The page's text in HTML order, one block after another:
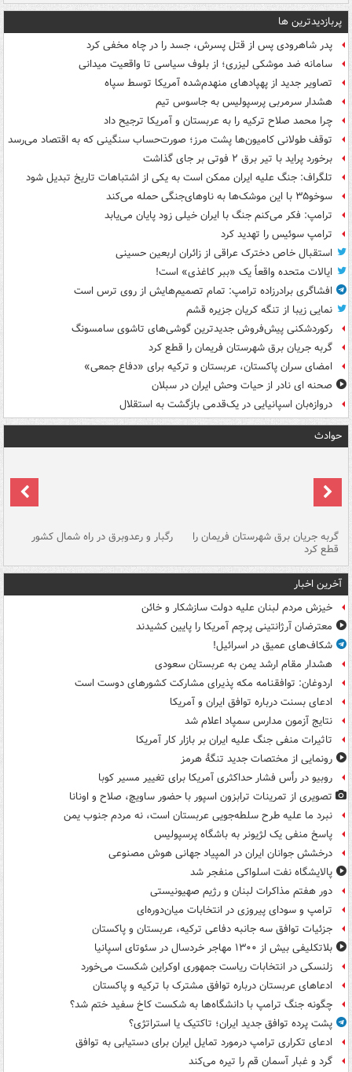
پربازدیدترین ها
پدر شاهرودی پس از قتل پسرش، جسد را در چاه مخفی کرد
سامانه ضد موشکی لیزری؛ از بلوف سیاسی تا واقعیت میدانی
تصاویر جدید از پهپادهای منهدم‌شده آمریکا توسط سپاه
هشدار سرمربی پرسپولیس به جاسوس تیم
چرا محمد صلاح ترکیه را به عربستان و آمریکا ترجیح داد
توقف طولانی کامیون‌ها پشت مرز؛ صورت‌حساب سنگینی که به اقتصاد می‌رسد
برخورد پراید با تیر برق ۲ فوتی بر جای گذاشت
تلگراف: جنگ علیه ایران ممکن است به یکی از اشتباهات تاریخ تبدیل شود
سوخو۳۵ با این موشک‌ها به ناوهای‌جنگی حمله می‌کند
ترامپ: فکر می‌کنم جنگ با ایران خیلی زود پایان می‌یابد
ترامپ سوئیس را تهدید کرد
استقبال خاص دخترک عراقی از زائران اربعین حسینی
ایالات متحده واقعاً یک «ببر کاغذی» است!
افشاگری برادرزاده ترامپ: تمام تصمیم‌هایش از روی ترس است
نمایی زیبا از تنگه کریان جزیره قشم
رکوردشکنی پیش‌فروش جدیدترین گوشی‌های تاشوی سامسونگ
گربه جریان برق شهرستان فریمان را قطع کرد
امضای سران پاکستان، عربستان و ترکیه برای «دفاع جمعی»
صحنه ای نادر از حیات وحش ایران در سبلان
دروازه‌بان اسپانیایی در یک‌قدمی بازگشت به استقلال
حوادث
گربه جریان برق شهرستان فریمان را
قطع کرد
رگبار و رعدوبرق در راه شمال کشور
آخرین اخبار
خیزش مردم لبنان علیه دولت سازشکار و خائن
معترضان آرژانتینی پرچم آمریکا را پایین کشیدند
شکاف‌های عمیق در اسرائیل!
هشدار مقام ارشد یمن به عربستان سعودی
اردوغان: توافقنامه مکه پذیرای مشارکت کشورهای دوست است
ادعای بسنت درباره توافق ایران و آمریکا
نتایج آزمون مدارس سمپاد اعلام شد
تاثیرات منفی جنگ علیه ایران بر بازار کار آمریکا
رونمایی از مختصات جدید تنگۀ هرمز
روبیو در رأس فشار حداکثری آمریکا برای تغییر مسیر کوبا
تصویری از تمرینات ترابزون اسپور با حضور ساویچ، صلاح و اونانا
نبرد ما علیه طرح سلطه‌جویی عربستان است، نه مردم جنوب یمن
پاسخ منفی یک لژیونر به باشگاه پرسپولیس
درخشش جوانان ایران در المپیاد جهانی هوش مصنوعی
پالایشگاه نفت اسلواکی منفجر شد
دور هفتم مذاکرات لبنان و رژیم صهیونیستی
ترامپ و سودای پیروزی در انتخابات میان‌دوره‌ای
جزئیات توافق سه جانبه دفاعی ترکیه، عربستان و پاکستان
بلاتکلیفی بیش از ۱۳۰۰ مهاجر خردسال در سئوتای اسپانیا
زلنسکی در انتخابات ریاست جمهوری اوکراین شکست می‌خورد
ادعاهای عربستان درباره توافق مشترک با ترکیه و پاکستان
چگونه جنگ ترامپ با دانشگاه‌ها به شکست کاخ سفید ختم شد؟
پشت پرده توافق جدید ایران؛ تاکتیک یا استراتژی؟
ادعای تکراری ترامپ درمورد تمایل ایران برای دستیابی به توافق
گرد و غبار آسمان قم را تیره می‌کند